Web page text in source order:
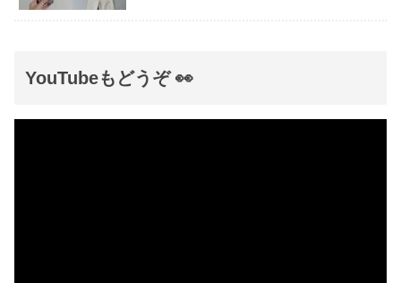
YouTubeもどうぞ 👀